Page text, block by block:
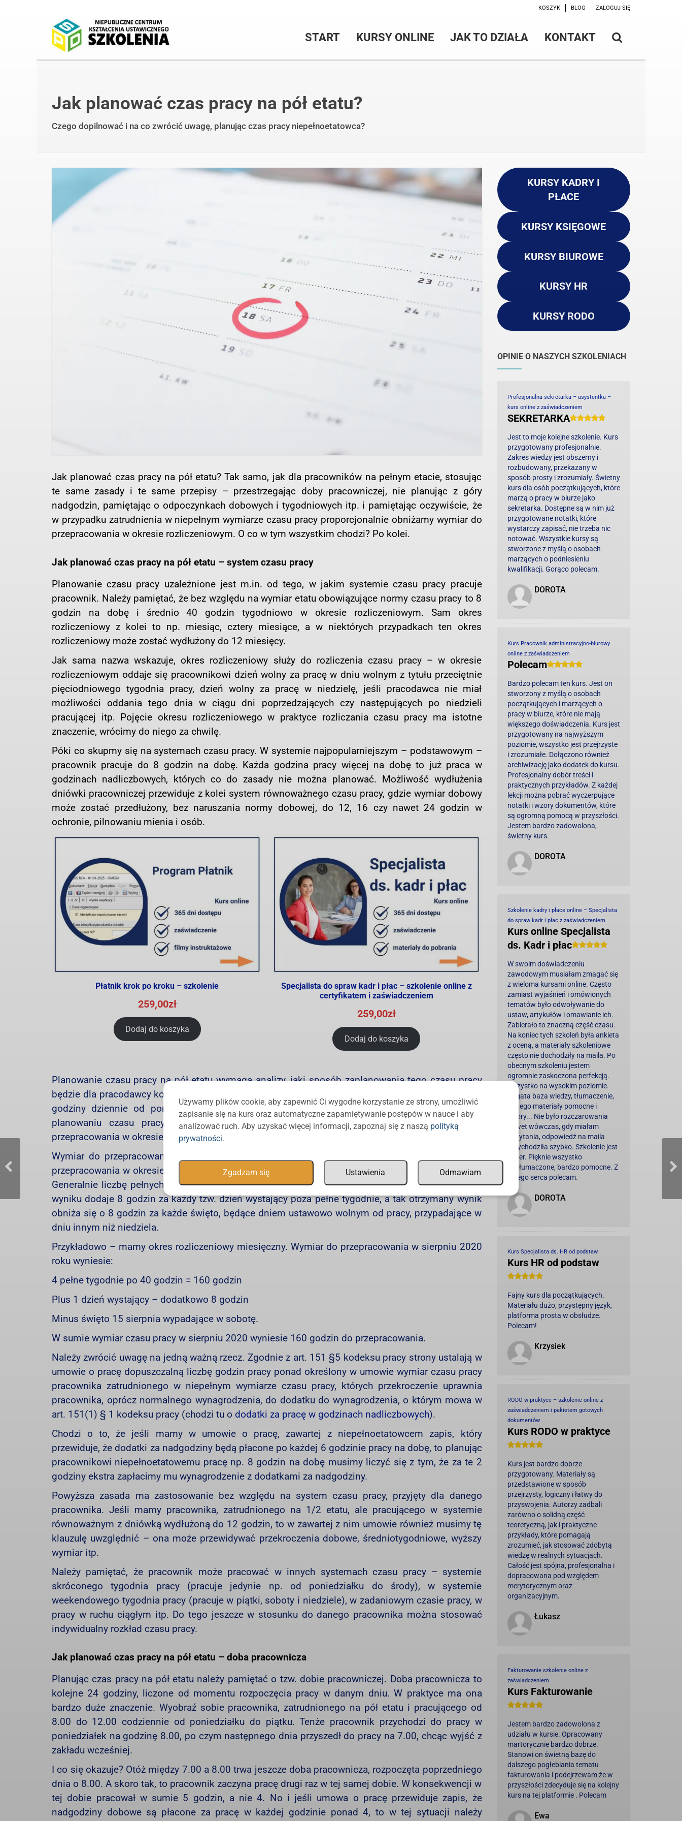
ZALOGUJ SIĘ
KOSZYK BLOG
START KURSY ONLINE JAK TO DZIAŁA KONTAKT
Jak planować czas pracy na pół etatu?
Czego dopilnować i na co zwrócić uwagę, planując czas pracy niepełnoetatowca?
Jak planować czas pracy na pół etatu? Tak samo, jak dla pracowników na pełnym etacie, stosując
te same zasady i te same przepisy – przestrzegając doby pracowniczej, nie planując z góry
nadgodzin, pamiętając o odpoczynkach dobowych i tygodniowych itp. i pamiętając oczywiście, że
w przypadku zatrudnienia w niepełnym wymiarze czasu pracy proporcjonalnie obniżamy wymiar do
przepracowania w okresie rozliczeniowym. O co w tym wszystkim chodzi? Po kolei.
Jak planować czas pracy na pół etatu – system czasu pracy
Planowanie czasu pracy uzależnione jest m.in. od tego, w jakim systemie czasu pracy pracuje
pracownik. Należy pamiętać, że bez względu na wymiar etatu obowiązujące normy czasu pracy to 8
godzin na dobę i średnio 40 godzin tygodniowo w okresie rozliczeniowym. Sam okres
rozliczeniowy z kolei to np. miesiąc, cztery miesiące, a w niektórych przypadkach ten okres
rozliczeniowy może zostać wydłużony do 12 miesięcy.
Jak sama nazwa wskazuje, okres rozliczeniowy służy do rozliczenia czasu pracy – w okresie
rozliczeniowym oddaje się pracownikowi dzień wolny za pracę w dniu wolnym z tytułu przeciętnie
pięciodniowego tygodnia pracy, dzień wolny za pracę w niedzielę, jeśli pracodawca nie miał
możliwości oddania tego dnia w ciągu dni poprzedzających czy następujących po niedzieli
pracującej itp. Pojęcie okresu rozliczeniowego w praktyce rozliczania czasu pracy ma istotne
znaczenie, wrócimy do niego za chwilę.
Póki co skupmy się na systemach czasu pracy. W systemie najpopularniejszym – podstawowym –
pracownik pracuje do 8 godzin na dobę. Każda godzina pracy więcej na dobę to już praca w
godzinach nadliczbowych, których co do zasady nie można planować. Możliwość wydłużenia
dniówki pracowniczej przewiduje z kolei system równoważnego czasu pracy, gdzie wymiar dobowy
może zostać przedłużony, bez naruszania normy dobowej, do 12, 16 czy nawet 24 godzin w
ochronie, pilnowaniu mienia i osób.
Płatnik krok po kroku – szkolenie
259,00zł
Dodaj do koszyka
Specjalista do spraw kadr i płac – szkolenie online z
certyfikatem i zaświadczeniem
259,00zł
Dodaj do koszyka
Planowanie czasu pracy na pół etatu wymaga analizy, jaki sposób zaplanowania tego czasu pracy
będzie dla pracodawcy korzystniejszy – czy pracownik, zatrudniony na pół etatu ma pracować po 4
godziny dziennie od poniedziałku do piątku, czy może jedynie np. 3 dni w tygodniu itp. W
planowaniu czasu pracy ma to istotne znaczenie. Należy zwrócić uwagę na wymiar do
przepracowania w okresie rozliczeniowym.
Wymiar do przepracowania w okresie rozliczeniowym, czyli mówiąc inaczej – liczbę godzin do
przepracowania w okresie rozliczeniowym ustala się zgodnie z zasadami z art. 130 kodeksu pracy.
Generalnie liczbę pełnych tygodni w okresie rozliczeniowym mnoży się przez 40, do otrzymanego
wyniku dodaje 8 godzin za każdy tzw. dzień wystający poza pełne tygodnie, a tak otrzymany wynik
obniża się o 8 godzin za każde święto, będące dniem ustawowo wolnym od pracy, przypadające w
dniu innym niż niedziela.
Przykładowo – mamy okres rozliczeniowy miesięczny. Wymiar do przepracowania w sierpniu 2020
roku wyniesie:
4 pełne tygodnie po 40 godzin = 160 godzin
Plus 1 dzień wystający – dodatkowo 8 godzin
Minus święto 15 sierpnia wypadające w sobotę.
W sumie wymiar czasu pracy w sierpniu 2020 wyniesie 160 godzin do przepracowania.
Należy zwrócić uwagę na jedną ważną rzecz. Zgodnie z art. 151 §5 kodeksu pracy strony ustalają w
umowie o pracę dopuszczalną liczbę godzin pracy ponad określony w umowie wymiar czasu pracy
pracownika zatrudnionego w niepełnym wymiarze czasu pracy, których przekroczenie uprawnia
pracownika, oprócz normalnego wynagrodzenia, do dodatku do wynagrodzenia, o którym mowa w
art. 151(1) § 1 kodeksu pracy (chodzi tu o dodatki za pracę w godzinach nadliczbowych).
Chodzi o to, że jeśli mamy w umowie o pracę, zawartej z niepełnoetatowcem zapis, który
przewiduje, że dodatki za nadgodziny będą płacone po każdej 6 godzinie pracy na dobę, to planując
pracownikowi niepełnoetatowemu pracę np. 8 godzin na dobę musimy liczyć się z tym, że za te 2
godziny ekstra zapłacimy mu wynagrodzenie z dodatkami za nadgodziny.
Powyższa zasada ma zastosowanie bez względu na system czasu pracy, przyjęty dla danego
pracownika. Jeśli mamy pracownika, zatrudnionego na 1/2 etatu, ale pracującego w systemie
równoważnym z dniówką wydłużoną do 12 godzin, to w zawartej z nim umowie również musimy tę
klauzulę uwzględnić – ona może przewidywać przekroczenia dobowe, średniotygodniowe, wyższy
wymiar itp.
Należy pamiętać, że pracownik może pracować w innych systemach czasu pracy – systemie
skróconego tygodnia pracy (pracuje jedynie np. od poniedziałku do środy), w systemie
weekendowego tygodnia pracy (pracuje w piątki, soboty i niedziele), w zadaniowym czasie pracy, w
pracy w ruchu ciągłym itp. Do tego jeszcze w stosunku do danego pracownika można stosować
indywidualny rozkład czasu pracy.
Jak planować czas pracy na pół etatu – doba pracownicza
Planując czas pracy na pół etatu należy pamiętać o tzw. dobie pracowniczej. Doba pracownicza to
kolejne 24 godziny, liczone od momentu rozpoczęcia pracy w danym dniu. W praktyce ma ona
bardzo duże znaczenie. Wyobraź sobie pracownika, zatrudnionego na pół etatu i pracującego od
8.00 do 12.00 codziennie od poniedziałku do piątku. Tenże pracownik przychodzi do pracy w
poniedziałek na godzinę 8.00, po czym następnego dnia przyszedł do pracy na 7.00, chcąc wyjść z
zakładu wcześniej.
I co się okazuje? Otóż między 7.00 a 8.00 trwa jeszcze doba pracownicza, rozpoczęta poprzedniego
dnia o 8.00. A skoro tak, to pracownik zaczyna pracę drugi raz w tej samej dobie. W konsekwencji w
tej dobie pracował w sumie 5 godzin, a nie 4. No i jeśli umowa o pracę przewiduje zapis, że
nadgodziny dobowe są płacone za pracę w każdej godzinie ponad 4, to w tej sytuacji należy
KURSY KADRY I
PŁACE
KURSY KSIĘGOWE
KURSY BIUROWE
KURSY HR
KURSY RODO
OPINIE O NASZYCH SZKOLENIACH
Profesjonalna sekretarka – asystentka –
kurs online z zaświadczeniem
SEKRETARKA
Jest to moje kolejne szkolenie. Kurs
przygotowany profesjonalnie.
Zakres wiedzy jest obszerny i
rozbudowany, przekazany w
sposób prosty i zrozumiały. Świetny
kurs dla osób początkujących, które
marzą o pracy w biurze jako
sekretarka. Dostępne są w nim już
przygotowane notatki, które
wystarczy zapisać, nie trzeba nic
notować. Wszystkie kursy są
stworzone z myślą o osobach
marzących o podniesieniu
kwalifikacji. Gorąco polecam.
DOROTA
Kurs Pracownik administracyjno-biurowy
online z zaświadczeniem
Polecam
Bardzo polecam ten kurs. Jest on
stworzony z myślą o osobach
początkujących i marzących o
pracy w biurze, które nie mają
większego doświadczenia. Kurs jest
przygotowany na najwyższym
poziomie, wszystko jest przejrzyste
i zrozumiałe. Dołączono również
archiwizację jako dodatek do kursu.
Profesjonalny dobór treści i
praktycznych przykładów. Z każdej
lekcji można pobrać wyczerpujące
notatki i wzory dokumentów, które
są ogromną pomocą w przyszłości.
Jestem bardzo zadowolona,
świetny kurs.
DOROTA
Szkolenie kadry i płace online – Specjalista
do spraw kadr i płac z zaświadczeniem
Kurs online Specjalista
ds. Kadr i płac
W swoim doświadczeniu
zawodowym musiałam zmagać się
z wieloma kursami online. Często
zamiast wyjaśnień i omówionych
tematów było odwoływanie do
ustaw, artykułów i omawianie ich.
Zabierało to znaczną część czasu.
Na koniec tych szkoleń była ankieta
z oceną, a materiały szkoleniowe
często nie dochodziły na maila. Po
obecnym szkoleniu jestem
ogromnie zaskoczona perfekcją.
Wszystko na wysokim poziomie.
Bogata baza wiedzy, tłumaczenie,
do tego materiały pomocne i
wzory... Nie było rozczarowania
nawet wówczas, gdy miałam
zapytania, odpowiedź na maila
przychodziła szybko. Szkolenie jest
super. Pięknie wszystko
wytłumaczone, bardzo pomocne. Z
całego serca polecam.
DOROTA
Kurs Specjalista ds. HR od podstaw
Kurs HR od podstaw
Fajny kurs dla początkujących.
Materiału dużo, przystępny język,
platforma prosta w obsłudze.
Polecam!
Krzysiek
RODO w praktyce – szkolenie online z
zaświadczeniem i pakietem gotowych
dokumentów
Kurs RODO w praktyce
Kurs jest bardzo dobrze
przygotowany. Materiały są
przedstawione w sposób
przejrzysty, logiczny i łatwy do
przyswojenia. Autorzy zadbali
zarówno o solidną część
teoretyczną, jak i praktyczne
przykłady, które pomagają
zrozumieć, jak stosować zdobytą
wiedzę w realnych sytuacjach.
Całość jest spójna, profesjonalna i
dopracowana pod względem
merytorycznym oraz
organizacyjnym.
Łukasz
Fakturowanie szkolenie online z
zaświadczeniem
Kurs Fakturowanie
Jestem bardzo zadowolona z
udziału w kursie. Opracowany
martorycznie bardzo dobrze.
Stanowi on świetną bazę do
dalszego pogłebiania tematu
fakturowania i podejrzewam że w
przyszłości zdecyduje się na kolejny
kurs na tej platformie . Polecam
Ewa
Używamy plików cookie, aby zapewnić Ci wygodne korzystanie ze strony, umożliwić
zapisanie się na kurs oraz automatyczne zapamiętywanie postępów w nauce i aby
analizować ruch. Aby uzyskać więcej informacji, zapoznaj się z naszą polityką
prywatności.
Zgadzam się Ustawienia Odmawiam